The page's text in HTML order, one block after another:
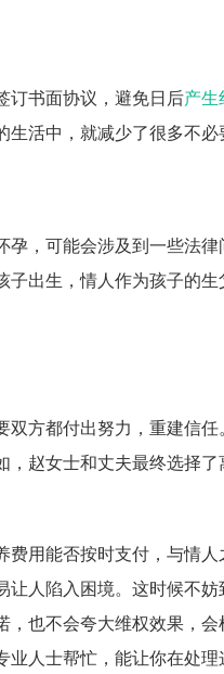
订书面协议，避免日后产生
活中，就减少了很多不必
孕，可能会涉及到一些法律
子出生，情人作为孩子的生
双方都付出努力，重建信任
，赵女士和丈夫最终选择了
费用能否按时支付，与情人
让人陷入困境。这时候不妨
，也不会夸大维权效果，会
人士帮忙，能让你在处理